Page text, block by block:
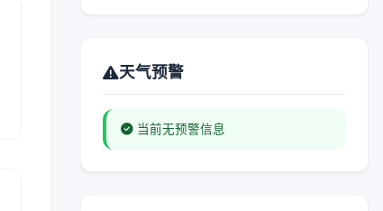
天气预警
当前无预警信息